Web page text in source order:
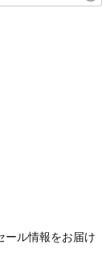
ール情報をお届け